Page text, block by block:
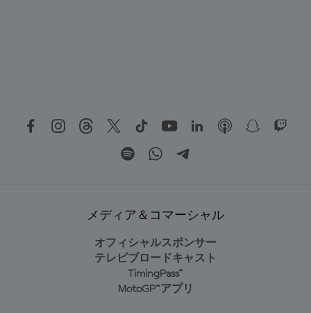
メディア＆コマーシャル
オフィシャルスポンサー
テレビブロードキャスト
TimingPass™
MotoGP™アプリ